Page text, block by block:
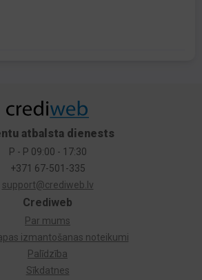
Crediweb
Par mums
izmantošanas noteikumi
Palīdzība
Sīkdatnes
atbalsta dienests
P - P 09:00 - 17:30
+371 67-501-335
support@crediweb.lv